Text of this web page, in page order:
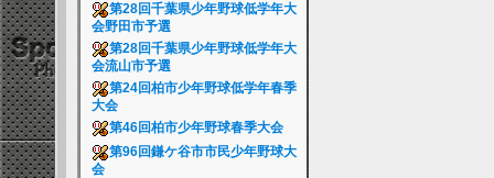
第28回千葉県少年野球低学年大
会野田市予選
第28回千葉県少年野球低学年大
会流山市予選
第24回柏市少年野球低学年春季
大会
第46回柏市少年野球春季大会
第96回鎌ケ谷市市民少年野球大
会